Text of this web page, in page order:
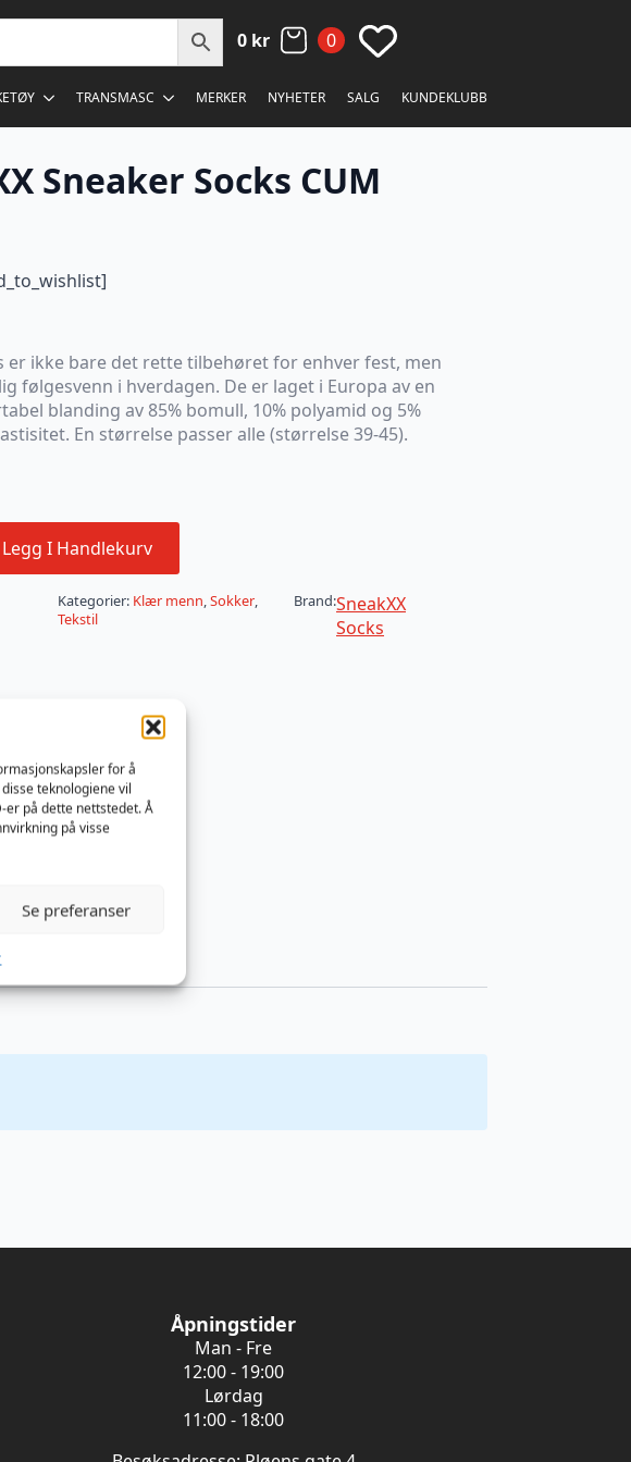
for å
teknologiene vil
er på dette nettstedet. Å
på visse
Se preferanser
0 kr 0
TRANSMASC MERKER NYHETER SALG KUNDEKLUBB
Sneaker Socks CUM
er ikke bare det rette tilbehøret for enhver fest, men
følgesvenn i hverdagen. De er laget i Europa av en
blanding av 85% bomull, 10% polyamid og 5%
En størrelse passer alle (størrelse 39-45).
Legg I Handlekurv
Kategorier: Klær menn,Sokker,
Tekstil
Brand:SneakXX
Socks
Åpningstider
Man - Fre
12:00 - 19:00
Lørdag
11:00 - 18:00